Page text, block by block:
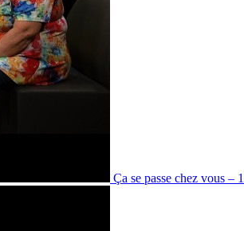
Ça se passe chez vous –